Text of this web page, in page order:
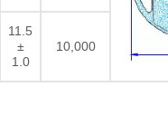
11.5
±
1.0
10,000